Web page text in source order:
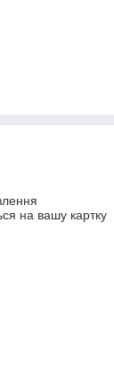
на вашу картку